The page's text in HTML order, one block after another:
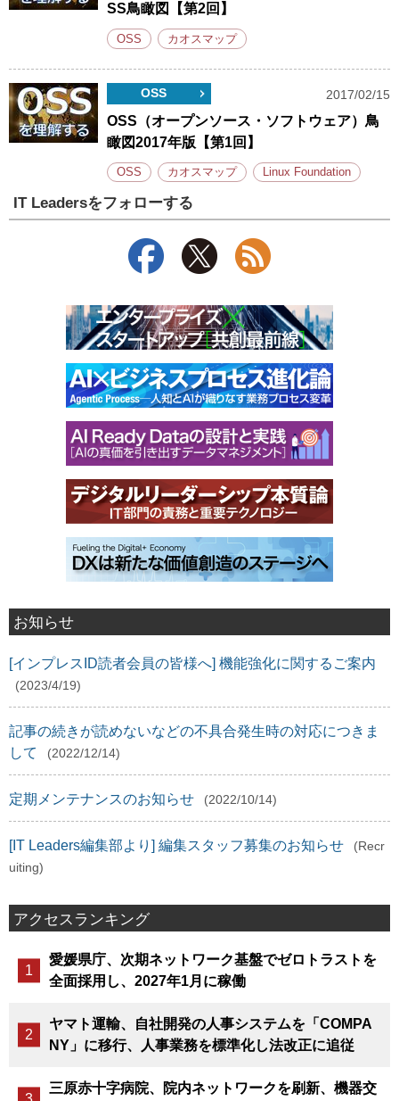
SS鳥瞰図【第2回】
OSS カオスマップ
OSS 2017/02/15
OSS（オープンソース・ソフトウェア）鳥
瞰図2017年版【第1回】
OSS カオスマップ Linux Foundation
IT Leadersをフォローする
お知らせ
[インプレスID読者会員の皆様へ] 機能強化に関するご案内
(2023/4/19)
記事の続きが読めないなどの不具合発生時の対応につきま
して
(2022/12/14)
定期メンテナンスのお知らせ (2022/10/14)
[IT Leaders編集部より] 編集スタッフ募集のお知らせ
(Recr
uiting)
アクセスランキング
愛媛県庁、次期ネットワーク基盤でゼロトラストを
全面採用し、2027年1月に稼働
ヤマト運輸、自社開発の人事システムを「COMPA
NY」に移行、人事業務を標準化し法改正に追従
三原赤十字病院、院内ネットワークを刷新、機器交